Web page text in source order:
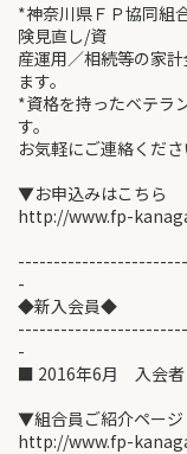
*神奈川県ＦＰ協同組
険見直し/資
産運用／相続等の家
ます。
*資格を持ったベテラ
す。
お気軽にご連絡くださ
▼お申込みはこちら
http://www.fp-
-
◆新入会員◆
-
■ 2016年6月 入会
▼組合員ご紹介ページ
http://www.fp-